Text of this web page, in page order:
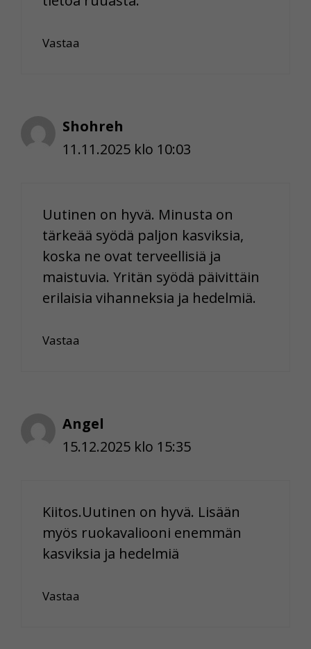
Vastaa
Shohreh
11.11.2025 klo 10:03
Uutinen on hyvä. Minusta on
tärkeää syödä paljon kasviksia,
koska ne ovat terveellisiä ja
maistuvia. Yritän syödä päivittäin
erilaisia vihanneksia ja hedelmiä.
Vastaa
Angel
15.12.2025 klo 15:35
Kiitos.Uutinen on hyvä. Lisään
myös ruokavaliooni enemmän
kasviksia ja hedelmiä
Vastaa